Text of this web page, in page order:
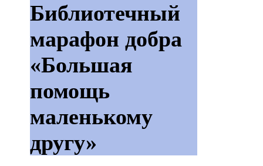
Библиотечный
марафон добра
«Большая
помощь
маленькому
другу»